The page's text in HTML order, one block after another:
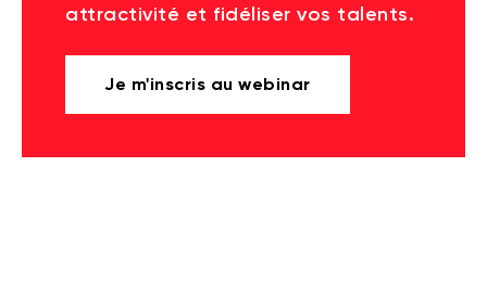
attractivité et fidéliser vos talents.
Je m'inscris au webinar